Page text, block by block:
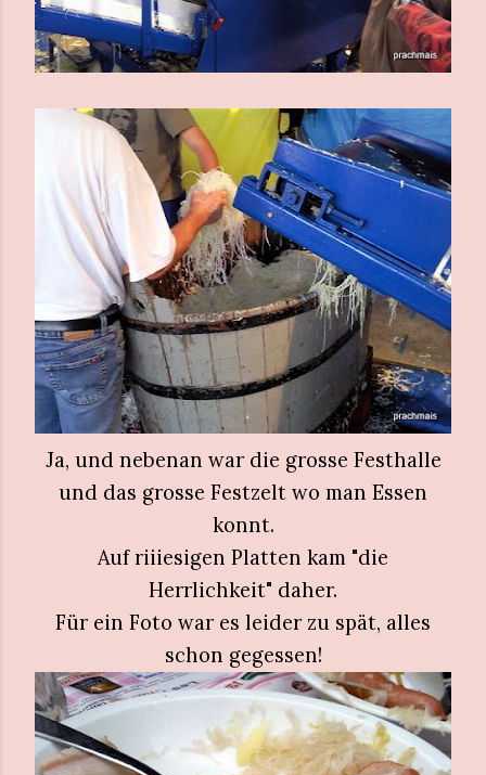
Ja, und nebenan war die grosse Festhalle
und das grosse Festzelt wo man Essen
konnt.
Auf riiiesigen Platten kam "die
Herrlichkeit" daher.
Für ein Foto war es leider zu spät, alles
schon gegessen!